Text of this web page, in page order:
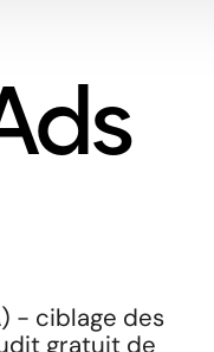
- ciblage des
gratuit de